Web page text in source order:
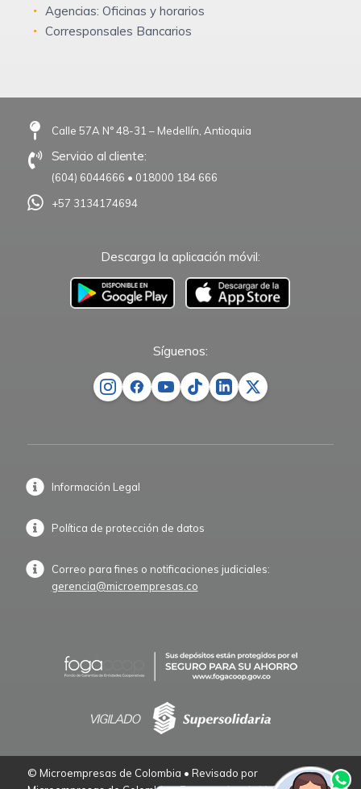
Agencias: Oficinas y horarios
Corresponsales Bancarios
Calle 57A N° 48-31 – Medellín, Antioquia
Servicio al cliente:
(604) 6044666 • 018000 184 666
+57 3134174694
Descarga la aplicación móvil:
–
Síguenos:
Información Legal
Política de protección de datos
Correo para fines o notificaciones judiciales:
gerencia@microempresas.co
© Microempresas de Colombia • Revisado por